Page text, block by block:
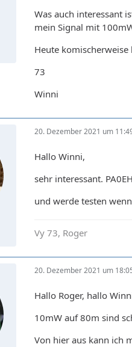
Was auch interessant
mein Signal mit
Heute
73
Winni
20. Dezember 2021 um
Hallo Winni,
sehr interessant.
und werde testen
Vy 73, Roger
20. Dezember 2021 um
Hallo Roger, hallo
10mW auf 80m sind
Von hier aus kann ich